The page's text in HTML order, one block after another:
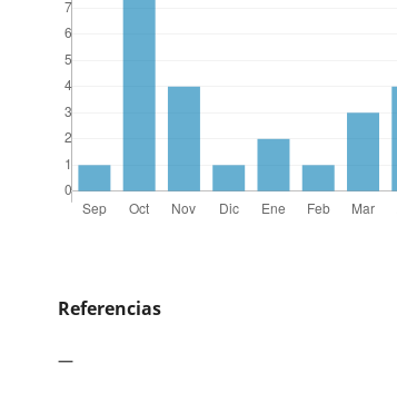
Referencias
—